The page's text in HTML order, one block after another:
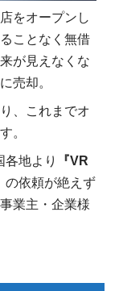
をオープンし
ことなく無借
が見えなくな
売却。
、これまでオ
。
各地より
『VR
の依頼が絶えず
業主・企業様